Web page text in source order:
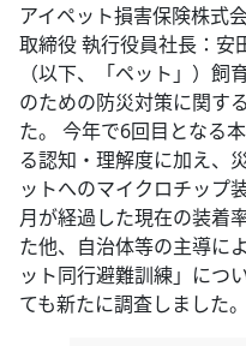
アイペット損害保険株式
取締役 執行役員社長：安
（以下、「ペット」）
のための防災対策に関す
た。 今年で6回目となる
る認知・理解度に加え、
ットへのマイクロチップ
月が経過した現在の装着
た他、自治体等の主導に
ット同行避難訓練」につ
ても新たに調査しました。